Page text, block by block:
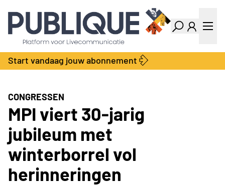
Industry Dashboard
Vacatures
Kalender
Producten
Bedrijvengids
Locatie Finder
Contact
Over ons
Adverteren
Abonnementen
Start vandaag jouw abonnement
CONGRESSEN
MPI viert 30-jarig
jubileum met
winterborrel vol
herinneringen